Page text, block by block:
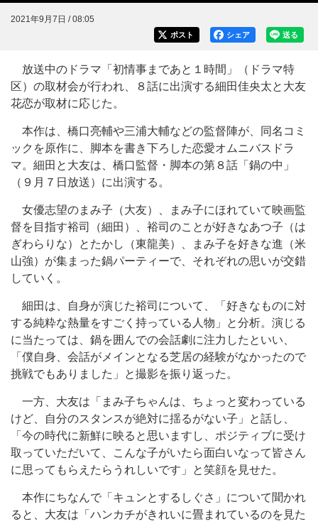
2021年9月7日 / 08:05
送る
シェア
ポスト
放送中のドラマ「初情事まであと１時間」（ドラマ特
区）の取材会が行われ、８話に出演する細田佳央太と大友
花恋が取材に応じた。
本作は、橋口亮輔や三浦大輔などの監督陣が、同名コミ
ックを原作に、脚本を書き下ろした恋愛オムニバスドラ
マ。細田と大友は、橋口監督・脚本の第８話「鍋の中」
（９月７日放送）に出演する。
女優志望のまみ子（大友）、まみ子にほれていて映画監
督を目指す裕司（細田）、裕司のことが好きなあつ子（は
ぎわらりな）とたかし（東龍美）、まみ子を好きな進（米
山強）が集まった鍋パーティーで、それぞれの思いが交錯
していく。
細田は、自身が演じた裕司について、「好きなものに対
する純粋な熱量をすごく持っている人物」と分析。演じる
に当たっては、鍋を囲んでの会話劇に注力したといい、
「僕自身、会話がメインとなる芝居の経験がなかったので
挑戦でもありました」と撮影を振り返った。
一方、大友は「まみ子ちゃんは、ちょっと変わっている
けど、自分のスタンスが絶対に揺るがない子」と話し、
「今の時代に新鮮に映ると思いますし、ポジティブに受け
取っていただいて、こんな子がいたら面白いなって皆さん
に思ってもらえたらうれしいです」と笑顔を見せた。
本作にちなんで「キュンとするしぐさ」について聞かれ
ると、大友は「ハンカチがきれいに畳まれているのを見た